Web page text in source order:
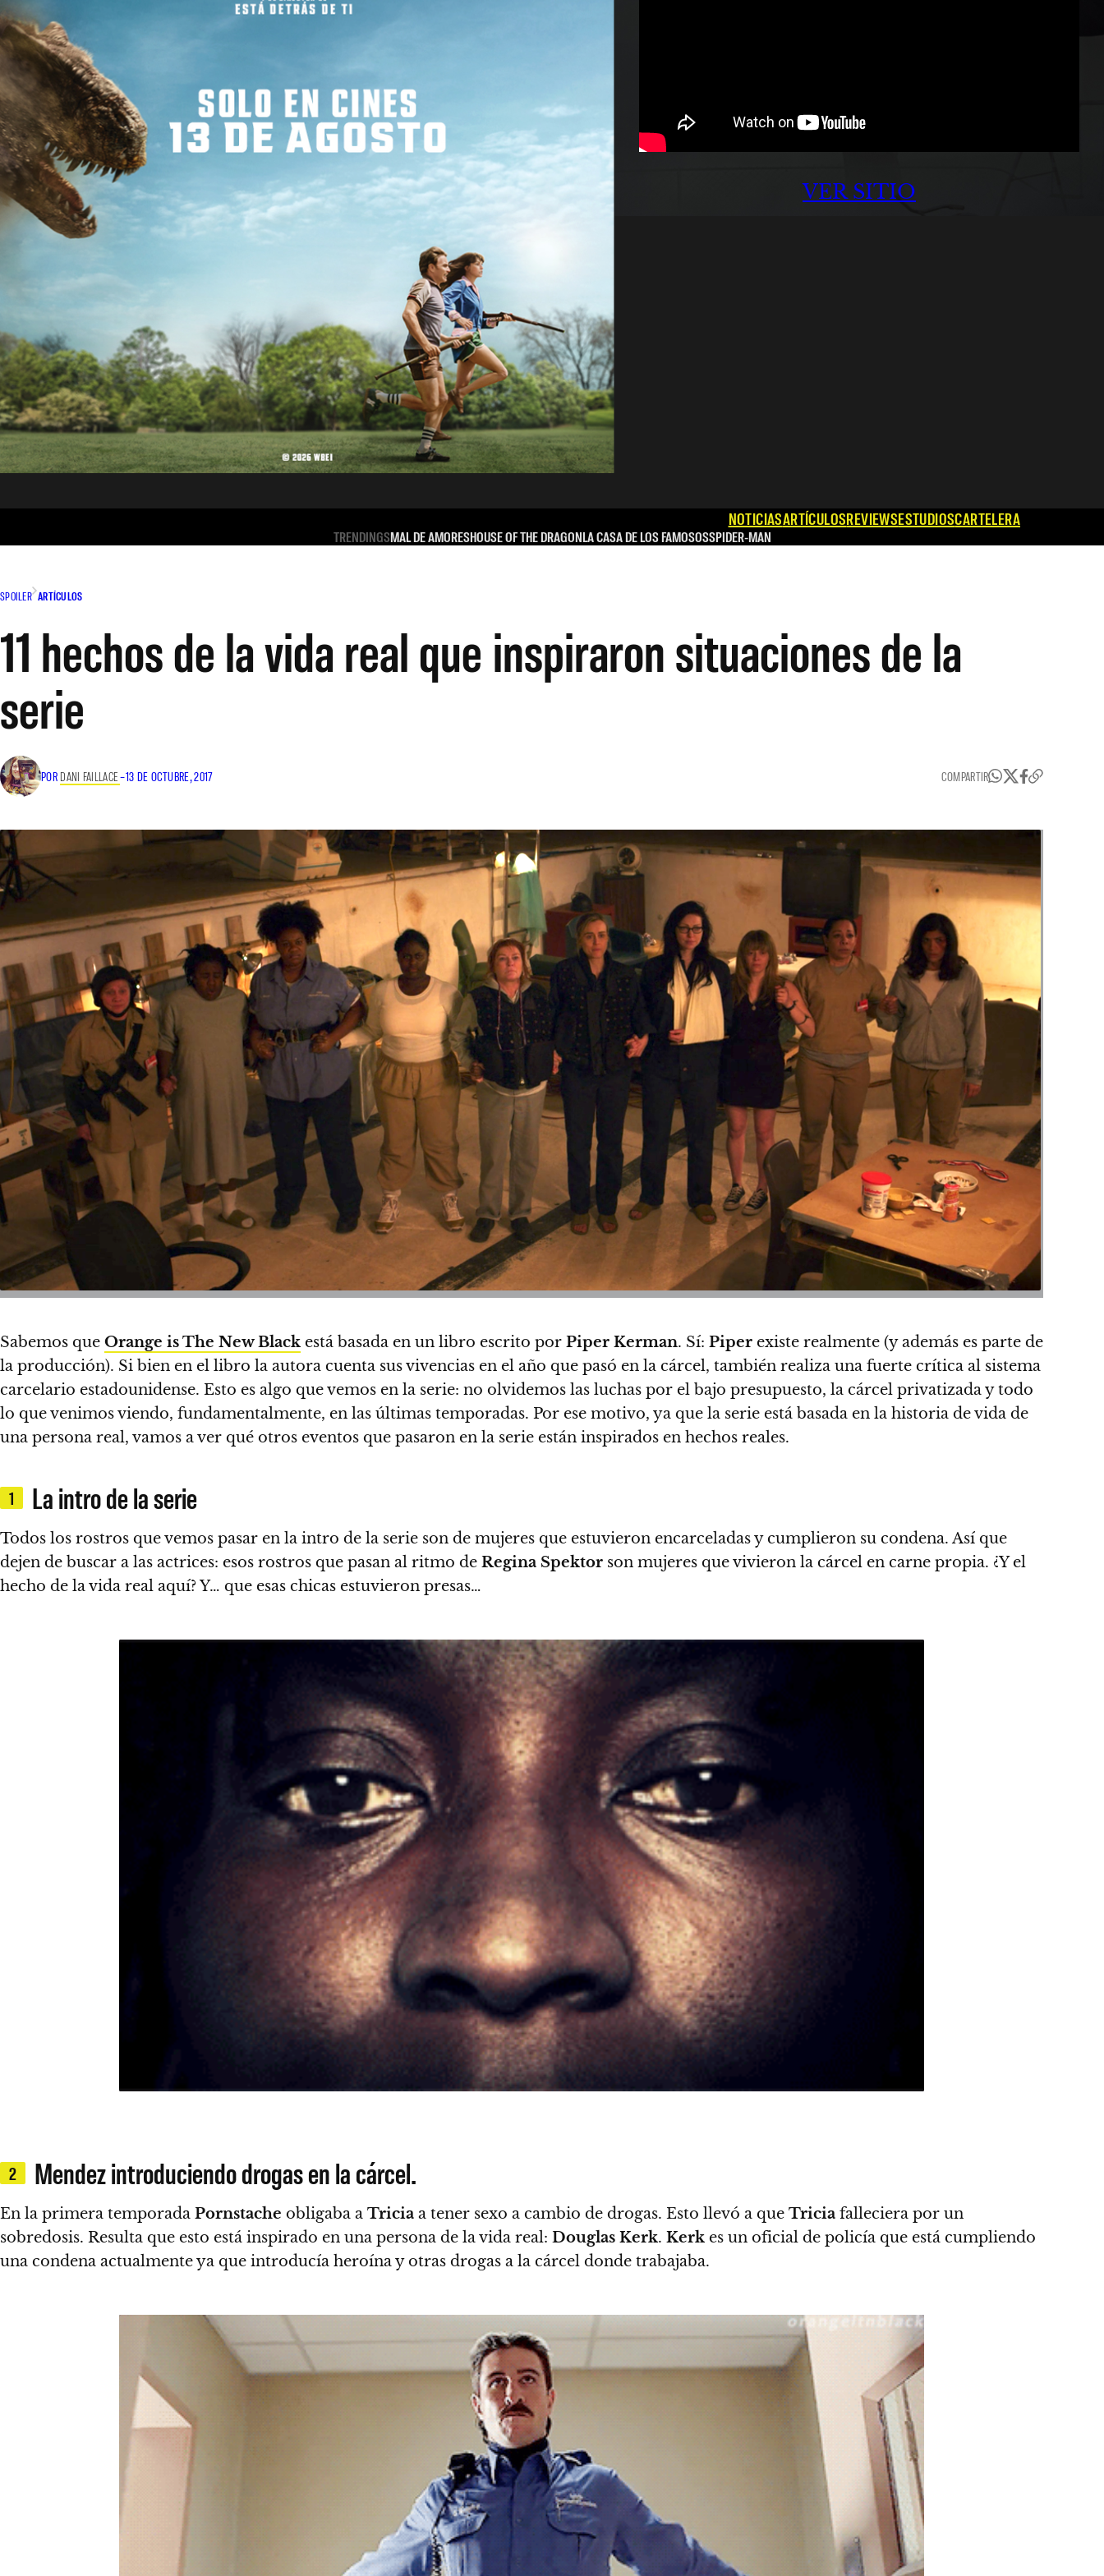
VER SITIO
NOTICIASARTÍCULOSREVIEWSESTUDIOSCARTELERA
TRENDINGSMAL DE AMORESHOUSE OF THE DRAGONLA CASA DE LOS FAMOSOSSPIDER-MAN
SPOILER ARTÍCULOS
11 hechos de la vida real que inspiraron situaciones de la
serie
POR DANI FAILLACE–13 DE OCTUBRE, 2017 COMPARTIR
Sabemos que Orange is The New Black está basada en un libro escrito por Piper Kerman. Sí: Piper existe realmente (y además es parte de
la producción). Si bien en el libro la autora cuenta sus vivencias en el año que pasó en la cárcel, también realiza una fuerte crítica al sistema
carcelario estadounidense. Esto es algo que vemos en la serie: no olvidemos las luchas por el bajo presupuesto, la cárcel privatizada y todo
lo que venimos viendo, fundamentalmente, en las últimas temporadas. Por ese motivo, ya que la serie está basada en la historia de vida de
una persona real, vamos a ver qué otros eventos que pasaron en la serie están inspirados en hechos reales.
1 La intro de la serie
Todos los rostros que vemos pasar en la intro de la serie son de mujeres que estuvieron encarceladas y cumplieron su condena. Así que
dejen de buscar a las actrices: esos rostros que pasan al ritmo de Regina Spektor son mujeres que vivieron la cárcel en carne propia. ¿Y el
hecho de la vida real aquí? Y… que esas chicas estuvieron presas…
2 Mendez introduciendo drogas en la cárcel.
En la primera temporada Pornstache obligaba a Tricia a tener sexo a cambio de drogas. Esto llevó a que Tricia falleciera por un
sobredosis. Resulta que esto está inspirado en una persona de la vida real: Douglas Kerk. Kerk es un oficial de policía que está cumpliendo
una condena actualmente ya que introducía heroína y otras drogas a la cárcel donde trabajaba.